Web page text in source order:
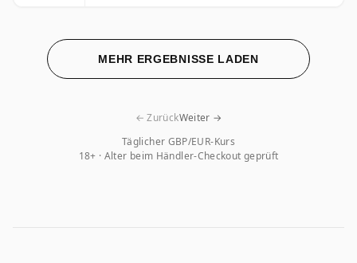
MEHR ERGEBNISSE LADEN
Täglicher GBP/EUR-Kurs
18+ · Alter beim Händler-Checkout geprüft
← ZurückWeiter →